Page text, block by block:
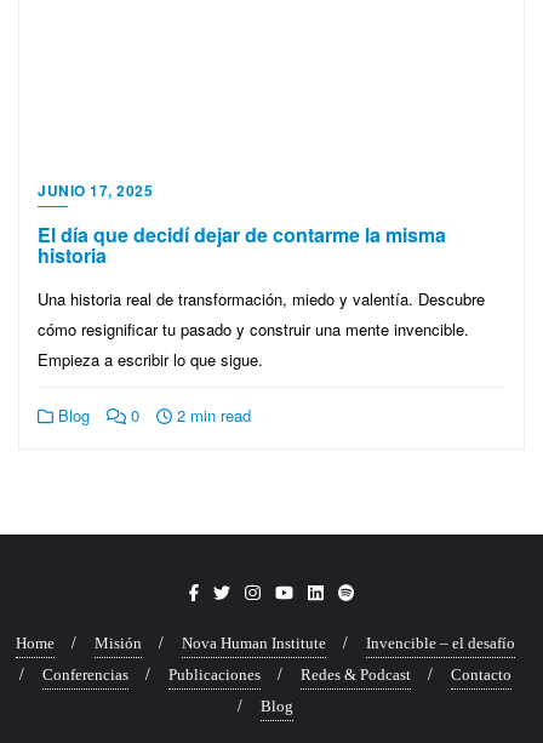
JUNIO 17, 2025
El día que decidí dejar de contarme la misma
historia
Una historia real de transformación, miedo y valentía. Descubre
cómo resignificar tu pasado y construir una mente invencible.
Empieza a escribir lo que sigue.
Blog 0 2 min read
Home Misión Nova Human Institute
Invencible – el desafío
Conferencias
Publicaciones Redes & Podcast
Contacto
Blog